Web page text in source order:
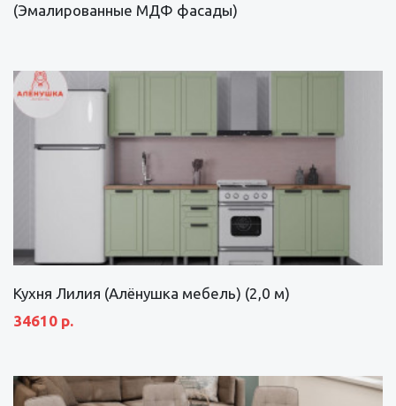
(Эмалированные МДФ фасады)
Кухня Лилия (Алёнушка мебель) (2,0 м)
34610 р.